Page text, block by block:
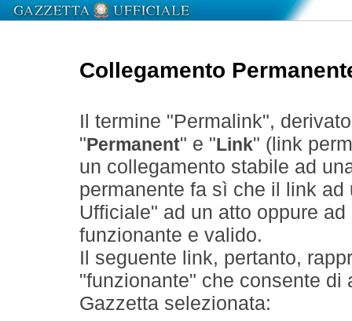
Collegamento
Il termine "Permalink",
" Permanent" e " Link" (link
un collegamento stabile ad
permanente fa sì che il link
Ufficiale" ad un atto oppure
funzionante e valido.
Il seguente link, pertanto,
"funzionante" che consente
Gazzetta selezionata: